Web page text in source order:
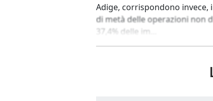
Adige, corrispondono invece,
di metà delle operazioni non
37,4% delle im...